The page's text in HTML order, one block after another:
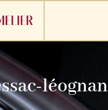
léognan